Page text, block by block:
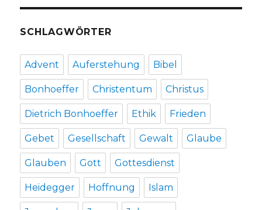
SCHLAGWÖRTER
Advent Auferstehung Bibel
Bonhoeffer Christentum Christus
Dietrich Bonhoeffer Ethik Frieden
Gebet Gesellschaft Gewalt Glaube
Glauben Gott Gottesdienst
Heidegger Hoffnung Islam